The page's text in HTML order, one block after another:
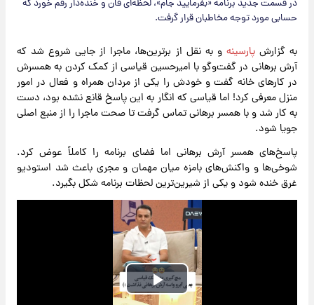
در قسمت جدید برنامه «بفرمایید جام»، لحظه‌ای فان و خنده‌دار رقم خورد که
حسابی مورد توجه مخاطبان قرار گرفت.
به گزارشپارسینه و به نقل از برترین‌ها، ماجرا از جایی شروع شد که
آرش برهانی در گفت‌وگو با امیرحسین قیاسی از کمک کردن به همسرش
در کارهای خانه گفت و خودش را یکی از مردان همراه و فعال در امور
منزل معرفی کرد! اما قیاسی که انگار به این پاسخ قانع نشده بود، دست
به کار شد و با همسر برهانی تماس گرفت تا صحت ماجرا را از منبع اصلی
جویا شود.
پاسخ‌های همسر آرش برهانی اما فضای برنامه را کاملاً عوض کرد.
شوخی‌ها و واکنش‌های بامزه میان مهمان و مجری باعث شد استودیو
غرق خنده شود و یکی از شیرین‌ترین لحظات برنامه شکل بگیرد.
Play